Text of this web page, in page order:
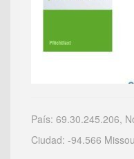
País: 69.30.245.206,
Ciudad: -94.566